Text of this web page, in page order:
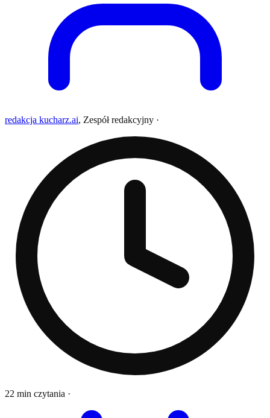
redakcja kucharz.ai, Zespół redakcyjny ·
22 min czytania ·